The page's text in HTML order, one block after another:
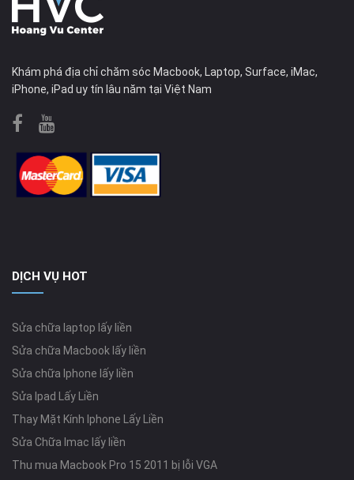
Khám phá địa chỉ chăm sóc Macbook, Laptop, Surface, iMac,
iPhone, iPad uy tín lâu năm tại Việt Nam
DỊCH VỤ HOT
Sửa chữa laptop lấy liền
Sửa chữa Macbook lấy liền
Sửa chữa Iphone lấy liền
Sửa Ipad Lấy Liền
Thay Mặt Kính Iphone Lấy Liền
Sửa Chữa Imac lấy liền
Thu mua Macbook Pro 15 2011 bị lỗi VGA